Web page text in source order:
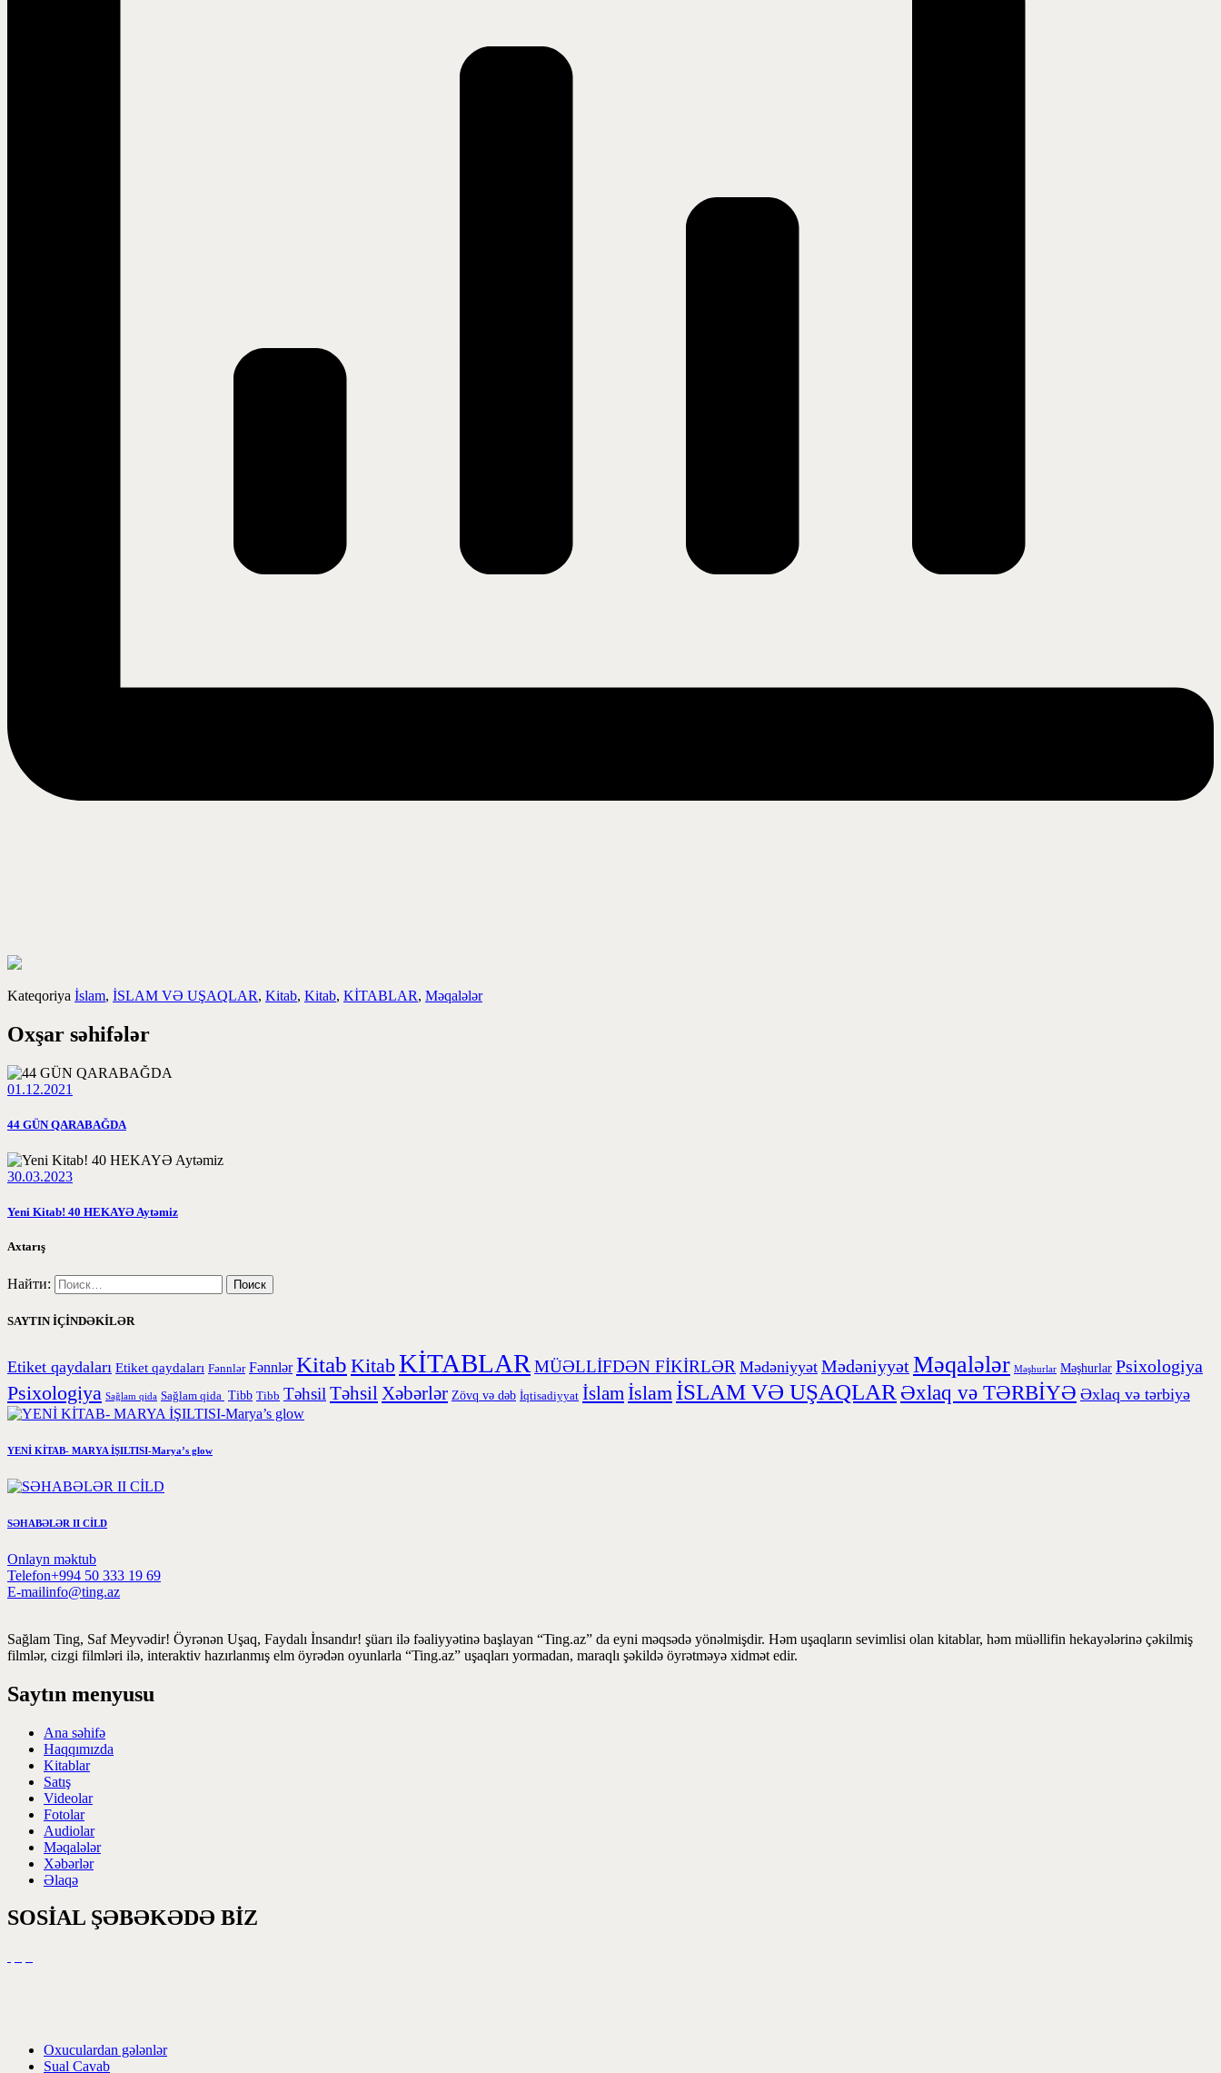
Kateqoriya İslam, İSLAM VƏ UŞAQLAR, Kitab, Kitab, KİTABLAR, Məqalələr
Oxşar səhifələr
01.12.2021
44 GÜN QARABAĞDA
30.03.2023
Yeni Kitab! 40 HEKAYƏ Aytəmiz
Axtarış
Найти:
SAYTIN İÇİNDƏKİLƏR
Etiket qaydaları Etiket qaydaları Fənnlər Fənnlər Kitab KitabKİTABLAR MÜƏLLİFDƏN FİKİRLƏR Mədəniyyət MədəniyyətMəqalələr Məşhurlar Məşhurlar Psixologiya
Psixologiya Sağlam qida Sağlam qida Tibb Tibb Təhsil TəhsilXəbərlər Zövq və dəb İqtisadiyyat İslam İslam İSLAM VƏ UŞAQLAR Əxlaq və TƏRBİYƏ Əxlaq və tərbiyə
YENİ KİTAB- MARYA İŞILTISI-Marya’s glow
SƏHABƏLƏR II CİLD
Onlayn məktub
Telefon+994 50 333 19 69
E-mailinfo@ting.az
Sağlam Ting, Saf Meyvədir! Öyrənən Uşaq, Faydalı İnsandır! şüarı ilə fəaliyyətinə başlayan “Ting.az” da eyni məqsədə yönəlmişdir. Həm uşaqların sevimlisi olan kitablar, həm müəllifin hekayələrinə çəkilmiş
filmlər, cizgi filmləri ilə, interaktiv hazırlanmış elm öyrədən oyunlarla “Ting.az” uşaqları yormadan, maraqlı şəkildə öyrətməyə xidmət edir.
Saytın menyusu
Ana səhifə
Haqqımızda
Kitablar
Satış
Videolar
Fotolar
Audiolar
Məqalələr
Xəbərlər
Əlaqə
SOSİAL ŞƏBƏKƏDƏ BİZ
Oxuculardan gələnlər
Sual Cavab